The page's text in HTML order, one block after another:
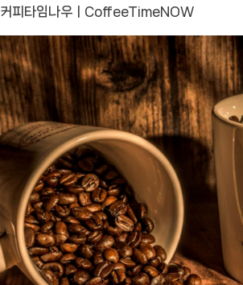
커피타임나우ㅣCoffeeTimeNOW